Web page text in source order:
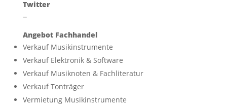
Twitter
–
Angebot Fachhandel
Verkauf Musikinstrumente
Verkauf Elektronik & Software
Verkauf Musiknoten & Fachliteratur
Verkauf Tonträger
Vermietung Musikinstrumente